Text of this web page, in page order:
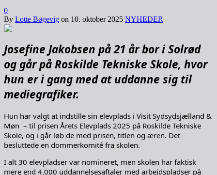
0
By Lotte Bøgevig on 10. oktober 2025 NYHEDER
Josefine Jakobsen på 21 år bor i Solrød
og går på Roskilde Tekniske Skole, hvor
hun er i gang med at uddanne sig til
mediegrafiker.
Hun har valgt at indstille sin elevplads i Visit Sydsydsjælland &
Møn – til prisen Årets Elevplads 2025 på Roskilde Tekniske
Skole, og i går løb de med prisen, titlen og æren. Det
besluttede en dommerkomité fra skolen.
I alt 30 elevpladser var nomineret, men skolen har faktisk
mere end 4.000 uddannelsesaftaler med arbejdspladser på